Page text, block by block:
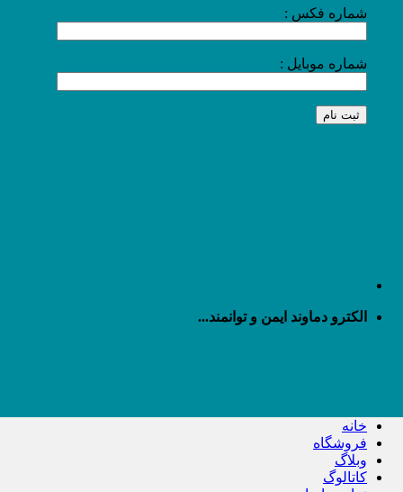
شماره فکس :
شماره موبایل :
الکترو دماوند ایمن و توانمند...
خانه
فروشگاه
وبلاگ
کاتالوگ